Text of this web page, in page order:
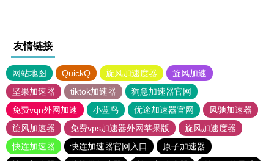
友情链接
网站地图 QuickQ 旋风加速度器
旋风加速
坚果加速器
tiktok加速器
狗急加速器官网
免费vqn外网加速
小蓝鸟 优途加速器官网
风驰加速器
旋风加速器
免费vps加速器外网苹果版
旋风加速度器
快连加速器
快连加速器官网入口
原子加速器